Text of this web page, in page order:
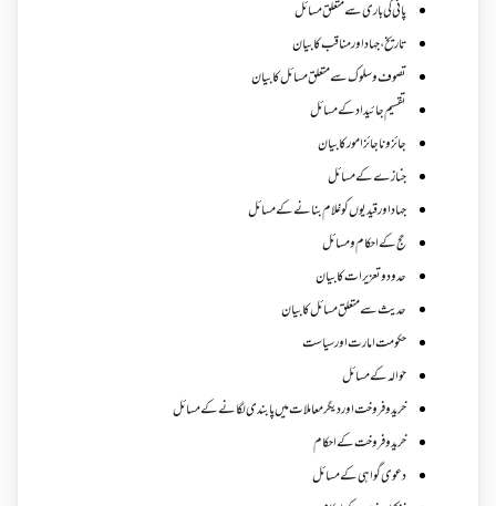
پانی کی باری سے متعلق مسائل
تاریخ،جہاد اور مناقب کا بیان
تصوف و سلوک سے متعلق مسائل کا بیان
تقسیم جائیداد کے مسائل
جائز و ناجائزامور کا بیان
جنازے کےمسائل
جہاد اور قیدیوں کو غلام بنانے کے مسائل
حج کے احکام ومسائل
حدود و تعزیرات کا بیان
حدیث سے متعلق مسائل کا بیان
حکومت امارت اور سیاست
حوالہ کے مسائل
خرید و فروخت اور دیگر معاملات میں پابندی لگانے کے مسائل
خرید و فروخت کے احکام
دعوی گواہی کے مسائل